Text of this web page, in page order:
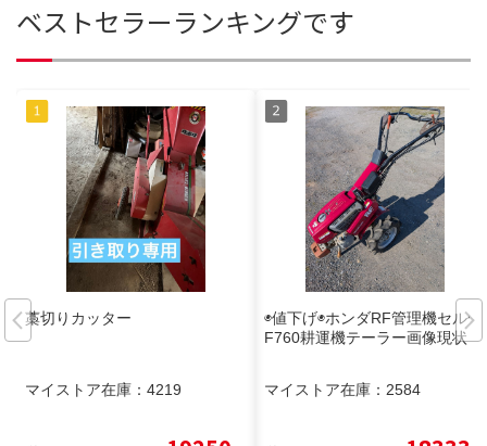
ベストセラーランキングです
藁切りカッター
マイストア在庫： 4219
◉値下げ◉ホンダRF管理機セル付
F760耕運機テーラー画像現状
マイストア在庫： 2584